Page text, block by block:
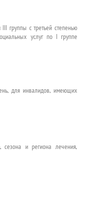
группы с третьей степенью
услуг по I группе
для инвалидов, имеющих
сезона и региона лечения,